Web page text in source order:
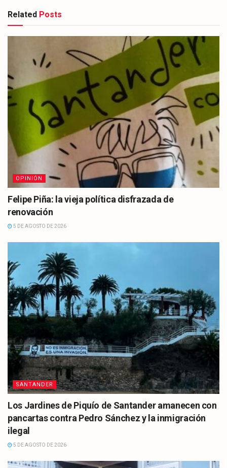
Related Posts
OPINIÓN
Felipe Piña: la vieja política disfrazada de
renovación
5 DE AGOSTO DE 2026
SANTANDER
Los Jardines de Piquío de Santander amanecen con
pancartas contra Pedro Sánchez y la inmigración
ilegal
5 DE AGOSTO DE 2026